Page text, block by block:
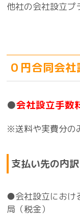
他社の会社設立プ
０円合同会
●会社設立手数
※送料や実費分の
支払い先の内訳
●会社設立にお
局（税金）